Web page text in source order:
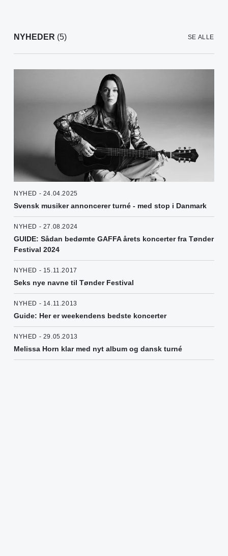
NYHEDER (5) SE ALLE
NYHED - 24.04.2025
Svensk musiker annoncerer turné - med stop i Danmark
NYHED - 27.08.2024
GUIDE: Sådan bedømte GAFFA årets koncerter fra Tønder
Festival 2024
NYHED - 15.11.2017
Seks nye navne til Tønder Festival
NYHED - 14.11.2013
Guide: Her er weekendens bedste koncerter
NYHED - 29.05.2013
Melissa Horn klar med nyt album og dansk turné